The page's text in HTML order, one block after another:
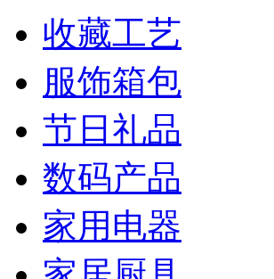
收藏工艺
服饰箱包
节日礼品
数码产品
家用电器